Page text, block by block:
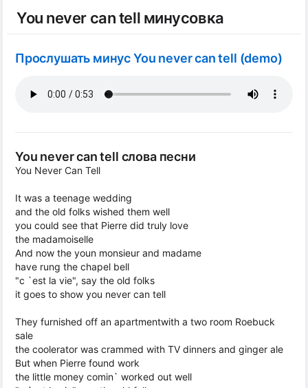
You never can tell минусовка
Прослушать минус You never can tell (demo)
You never can tell слова песни
You Never Can Tell
It was a teenage wedding
and the old folks wished them well
you could see that Pierre did truly love
the madamoiselle
And now the youn monsieur and madame
have rung the chapel bell
"c `est la vie", say the old folks
it goes to show you never can tell
They furnished off an apartmentwith a two room Roebuck
sale
the coolerator was crammed with TV dinners and ginger ale
But when Pierre found work
the little money comin` worked out well